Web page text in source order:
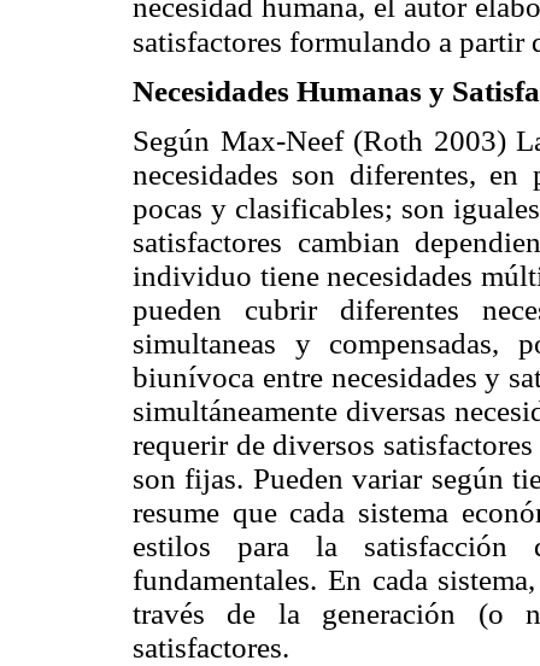
necesidad humana, el autor
satisfactores formulando a partir
Necesidades Humanas y
Según Max-Neef (Roth 2003)
necesidades son diferentes,
pocas y clasificables; son
satisfactores cambian
individuo tiene necesidades
pueden cubrir diferentes
simultaneas y compensadas,
biunívoca entre necesidades y
simultáneamente diversas
requerir de diversos
son fijas. Pueden variar según
resume que cada sistema
estilos para la satisfacción
fundamentales. En cada
través de la generación (o
satisfactores.